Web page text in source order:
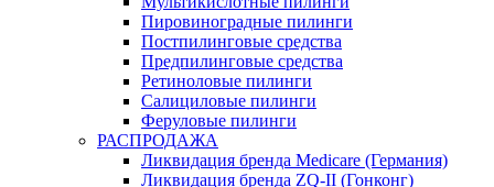
Пировиноградные пилинги
Постпилинговые средства
Предпилинговые средства
Ретиноловые пилинги
Салициловые пилинги
Феруловые пилинги
РАСПРОДАЖА
Ликвидация бренда Medicare (Германия)
Ликвидация бренда ZQ-II (Гонконг)